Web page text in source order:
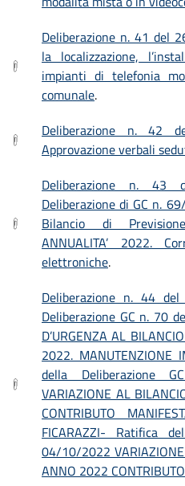
Deliberazione n. 41 del
la localizzazione,
impianti di telefonia
comunale.
Deliberazione n. 42
Approvazione verbali
Deliberazione n. 43
Deliberazione di GC n.
Bilancio di
ANNUALITA’ 2022.
elettroniche.
Deliberazione n. 44
Deliberazione GC n. 70
D’URGENZA AL
2022. MANUTENZIONE
della Deliberazione
VARIAZIONE AL
CONTRIBUTO
FICARAZZI- Ratifica
04/10/2022
ANNO 2022